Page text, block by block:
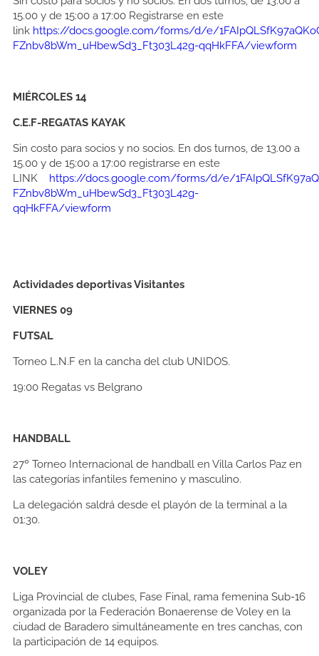
15.00 y de 15:00 a 17:00 Registrarse en este
link https://docs.google.com/forms/d/e/
FZnbv8bWm_uHbewSd3_Ft303L42g-qqHkFFA/viewform
MIÉRCOLES 14
C.E.F-REGATAS KAYAK
Sin costo para socios y no socios. En dos turnos, de 13.00 a
15.00 y de 15:00 a 17:00 registrarse en este
LINK https://docs.google.com/forms/d/e/
FZnbv8bWm_uHbewSd3_Ft303L42g-
qqHkFFA/viewform
Actividades deportivas Visitantes
VIERNES 09
FUTSAL
Torneo L.N.F en la cancha del club UNIDOS.
19:00 Regatas vs Belgrano
HANDBALL
27º Torneo Internacional de handball en Villa Carlos Paz en
las categorías infantiles femenino y masculino.
La delegación saldrá desde el playón de la terminal a la
01:30.
VOLEY
Liga Provincial de clubes, Fase Final, rama femenina Sub-16
organizada por la Federación Bonaerense de Voley en la
ciudad de Baradero simultáneamente en tres canchas, con
la participación de 14 equipos.